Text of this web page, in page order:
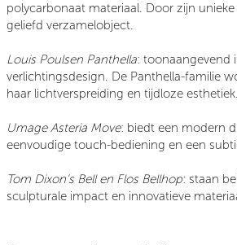
polycarbonaat materiaal. Door zijn
geliefd verzamelobject.
Louis Poulsen Panthella: toonaangevend
verlichtingsdesign. De Panthella-familie
haar lichtverspreiding en tijdloze esthetiek.
Umage Asteria Move: biedt een modern
eenvoudige touch-bediening en een
Tom Dixon’s Bell en Flos Bellhop: staan
sculpturale impact en innovatieve